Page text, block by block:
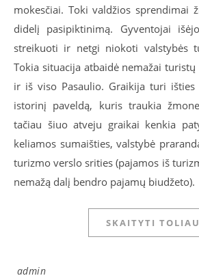
mokesčiai. Toki valdžios sprendimai
didelį pasipiktinimą. Gyventojai
streikuoti ir netgi niokoti valstybės
Tokia situacija atbaidė nemažai
ir iš viso Pasaulio. Graikija turi
istorinį paveldą, kuris traukia
tačiau šiuo atveju graikai kenkia
keliamos sumaišties, valstybė
turizmo verslo srities (pajamos iš
nemažą dalį bendro pajamų biudžeto).
SKAITYTI TOLIAU
admin